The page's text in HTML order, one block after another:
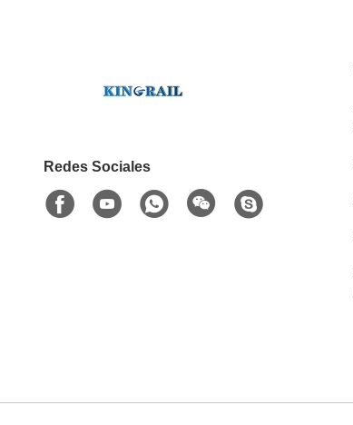
Redes Sociales